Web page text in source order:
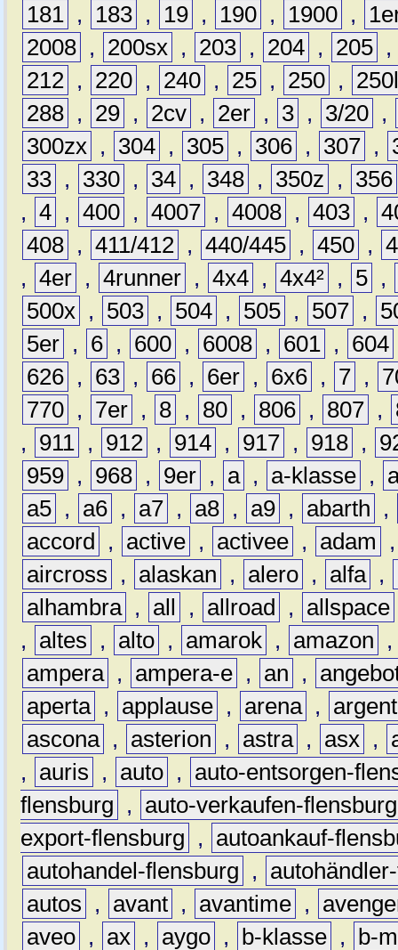
181 , 183 , 19 , 190 , 1900 ,
2008 , 200sx , 203 , 204 , 205 ,
212 , 220 , 240 , 25 , 250 ,
288 , 29 , 2cv , 2er , 3 , 3/20 ,
300zx , 304 , 305 , 306 , 307 ,
33 , 330 , 34 , 348 , 350z ,
356
, 4 , 400 , 4007 , 4008 , 403 ,
408 , 411/412 , 440/445 , 450 ,
, 4er , 4runner , 4x4 , 4x4² , 5 ,
500x , 503 , 504 , 505 , 507 ,
5er , 6 , 600 , 6008 , 601 , 604
626 , 63 , 66 , 6er , 6x6 , 7 ,
770 , 7er , 8 , 80 , 806 , 807 ,
,
911 , 912 , 914 , 917 , 918 ,
959 , 968 , 9er , a , a-klasse ,
a5 , a6 , a7 , a8 , a9 , abarth
,
accord
, active , activee , adam
aircross
, alaskan , alero , alfa ,
alhambra , all , allroad , allspace
,
altes , alto , amarok , amazon
ampera , ampera-e , an ,
aperta , applause , arena ,
ascona , asterion , astra , asx ,
,
auris , auto ,
auto-entsorgen-
flensburg
,
auto-verkaufen-flensburg
export-flensburg
,
autoankauf-
autohandel-flensburg
,
autos
, avant , avantime ,
aveo , ax , aygo , b-klasse ,
b-